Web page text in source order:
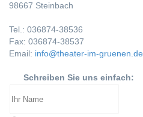
98667 Steinbach
Tel.: 036874-38536
Fax: 036874-38537
Email: info@theater-im-gruenen.de
Schreiben Sie uns einfach: